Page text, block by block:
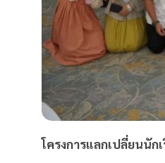
โครงการแลกเปลี่ยนนัก